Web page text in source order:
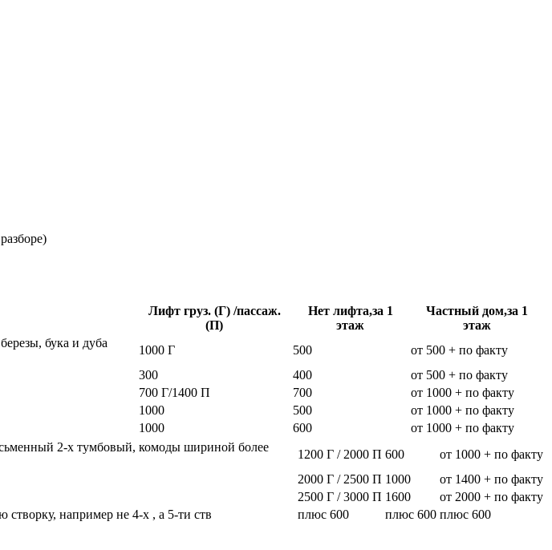
Лифт груз. (Г) /пассаж.
(П)
Нет лифта,за 1
этаж
Частный дом,за 1
этаж
бука и дуба
1000 Г 500
от 500 + по факту
300 400
от 500 + по факту
700 Г/1400 П 700
от 1000 + по факту
1000 500
от 1000 + по факту
1000 600 от 1000 + по факту
2-х тумбовый, комоды шириной более
1200 Г / 2000 П 600
от 1000 + по факту
2000 Г / 2500 П 1000
от 1400 + по факту
2500 Г / 3000 П 1600
от 2000 + по факту
например не 4-х , а 5-ти ств
плюс 600 плюс 600 плюс 600